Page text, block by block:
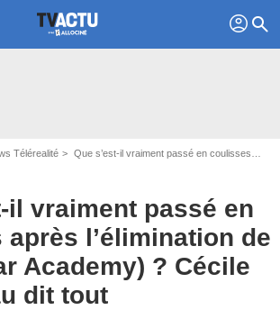
profil search
Télérealité Que s’est-il vraiment passé en coulisses après l’élimination de Lénie (Star Academy) ? Cécile Chaduteau dit tout
il vraiment passé en
l’élimination de
Academy) ? Cécile
dit tout